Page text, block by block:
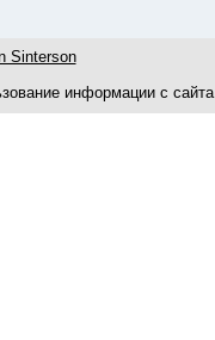
Sinterson
информации с